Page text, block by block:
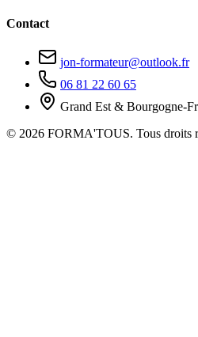
Contact
jon-formateur@outlook.fr
06 81 22 60 65
Grand Est & Bourgogne-
© 2026 FORMA'TOUS. Tous droits